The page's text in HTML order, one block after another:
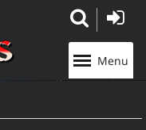
Menu